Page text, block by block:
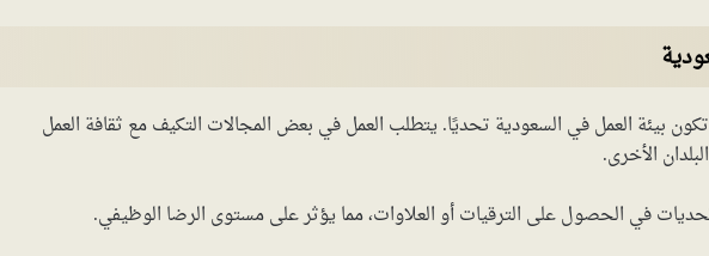
بيئة العمل في السعودية تحديًا. يتطلب العمل في بعض المجالات التكيف مع ثقافة العمل
الأخرى.
في الحصول على الترقيات أو العلاوات، مما يؤثر على مستوى الرضا الوظيفي.